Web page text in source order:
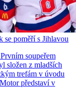
se poměří s Jihlavou
soupeřem
složen z mladších
trefám v úvodu
představí v